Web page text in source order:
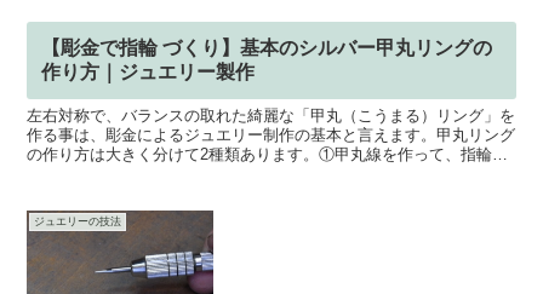
【彫金で指輪 づくり】基本のシルバー甲丸リングの
作り方｜ジュエリー製作
左右対称で、バランスの取れた綺麗な「甲丸（こうまる）リング」を
作る事は、彫金によるジュエリー制作の基本と言えます。甲丸リング
の作り方は大きく分けて2種類あります。①甲丸線を作って、指輪を
ジュエリーの技法